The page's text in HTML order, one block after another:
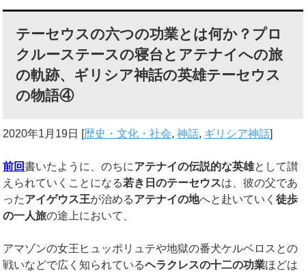
テーセウスの六つの功業とは何か？プロ
クルーステースの寝台とアテナイへの旅
の軌跡、ギリシア神話の英雄テーセウス
の物語④
2020年1月19日 [歴史・文化・社会,神話, ギリシア神話]
前回書いたように、のちにアテナイの伝説的な英雄として讃
えられていくことになる若き日のテーセウスは、彼の父であ
ったアイゲウス王が治めるアテナイの地へと赴いていく徒歩
の一人旅の途上において、
アマゾンの女王ヒュッポリュテや地獄の番犬ケルベロスとの
戦いなどで広く知られているヘラクレスの十二の功業ほどは